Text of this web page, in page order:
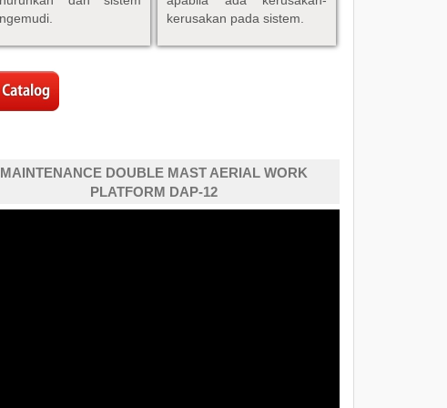
kerusakan pada sistem.
MAINTENANCE DOUBLE MAST AERIAL WORK
PLATFORM DAP-12